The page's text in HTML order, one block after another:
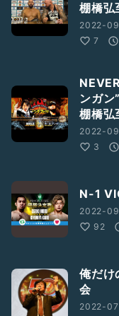
棚橋弘
2022-
7
ンガ
棚橋弘
2022-
3
N-1
2022-
92
俺だけ
会
2022-